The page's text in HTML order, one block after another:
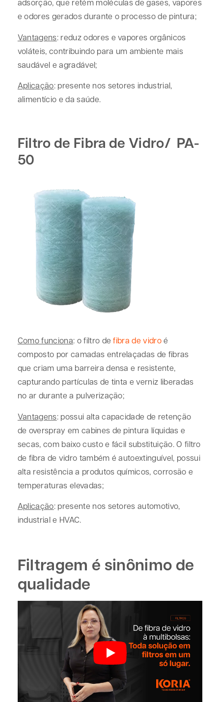
adsorção, que retém moléculas de gases, vapores
e odores gerados durante o processo de pintura;
Vantagens: reduz odores e vapores orgânicos
voláteis, contribuindo para um ambiente mais
saudável e agradável;
Aplicação: presente nos setores industrial,
alimentício e da saúde.
Filtro de Fibra de Vidro/ PA-
50
Como funciona: o filtro defibra de vidroé
composto por camadas entrelaçadas de fibras
que criam uma barreira densa e resistente,
capturando partículas de tinta e verniz liberadas
no ar durante a pulverização;
Vantagens: possui alta capacidade de retenção
de overspray em cabines de pintura líquidas e
secas, com baixo custo e fácil substituição. O filtro
de fibra de vidro também é autoextinguível, possui
alta resistência a produtos químicos, corrosão e
temperaturas elevadas;
Aplicação: presente nos setores automotivo,
industrial e HVAC.
Filtragem é sinônimo de
qualidade